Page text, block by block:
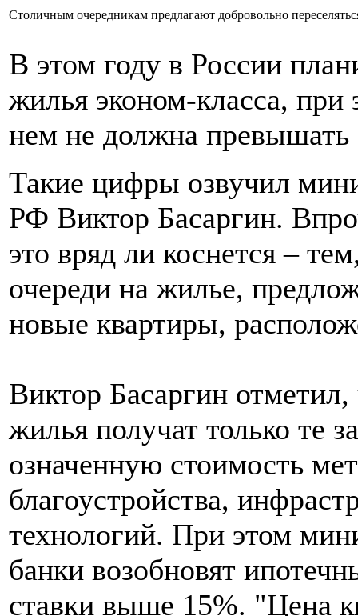
Столичным очередникам предлагают добровольно
В этом году в России
жилья эконом-класса, при
нем не должна превышать
Такие цифры озвучил
РФ Виктор Басаргин.
это вряд ли коснется –
очереди на жилье,
новые квартиры,
Виктор Басаргин отметил,
жилья получат только те
означенную стоимость
благоустройства,
технологий. При этом
банки возобновят
ставки выше 15%. "Цена